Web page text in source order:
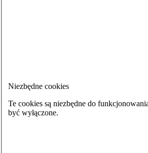
Niezbędne cookies
Te cookies są niezbędne do
być wyłączone.